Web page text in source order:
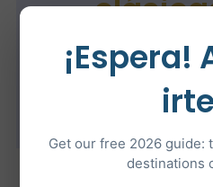
¡Espera!
Get our free 2026 guide:
destinations